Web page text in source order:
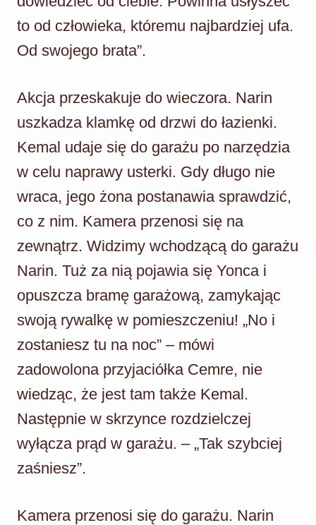
to od człowieka, któremu najbardziej ufa.
Od swojego brata”.
Akcja przeskakuje do wieczora. Narin
uszkadza klamkę od drzwi do łazienki.
Kemal udaje się do garażu po narzędzia
w celu naprawy usterki. Gdy długo nie
wraca, jego żona postanawia sprawdzić,
co z nim. Kamera przenosi się na
zewnątrz. Widzimy wchodzącą do garażu
Narin. Tuż za nią pojawia się Yonca i
opuszcza bramę garażową, zamykając
swoją rywalkę w pomieszczeniu! „No i
zostaniesz tu na noc” – mówi
zadowolona przyjaciółka Cemre, nie
wiedząc, że jest tam także Kemal.
Następnie w skrzynce rozdzielczej
wyłącza prąd w garażu. – „Tak szybciej
zaśniesz”.
Kamera przenosi się do garażu. Narin